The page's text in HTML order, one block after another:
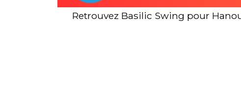
Retrouvez Basilic Swing pour